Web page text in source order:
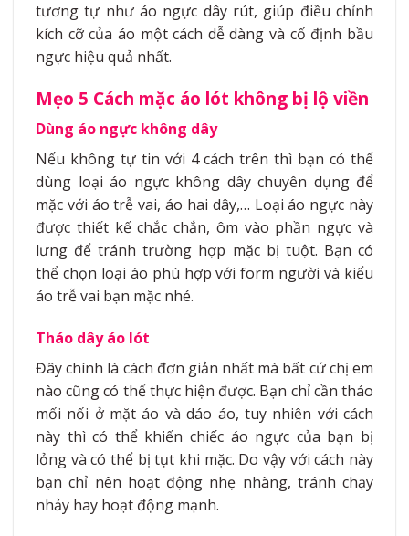
tương tự như áo ngực dây rút, giúp điều chỉnh
kích cỡ của áo một cách dễ dàng và cố định bầu
ngực hiệu quả nhất.
Mẹo 5 Cách mặc áo lót không bị lộ viền
Dùng áo ngực không dây
Nếu không tự tin với 4 cách trên thì bạn có thể
dùng loại áo ngực không dây chuyên dụng để
mặc với áo trễ vai, áo hai dây,… Loại áo ngực này
được thiết kế chắc chắn, ôm vào phần ngực và
lưng để tránh trường hợp mặc bị tuột. Bạn có
thể chọn loại áo phù hợp với form người và kiểu
áo trễ vai bạn mặc nhé.
Tháo dây áo lót
Đây chính là cách đơn giản nhất mà bất cứ chị em
nào cũng có thể thực hiện được. Bạn chỉ cần tháo
mối nối ở mặt áo và dáo áo, tuy nhiên với cách
này thì có thể khiến chiếc áo ngực của bạn bị
lỏng và có thể bị tụt khi mặc. Do vậy với cách này
bạn chỉ nên hoạt động nhẹ nhàng, tránh chạy
nhảy hay hoạt động mạnh.